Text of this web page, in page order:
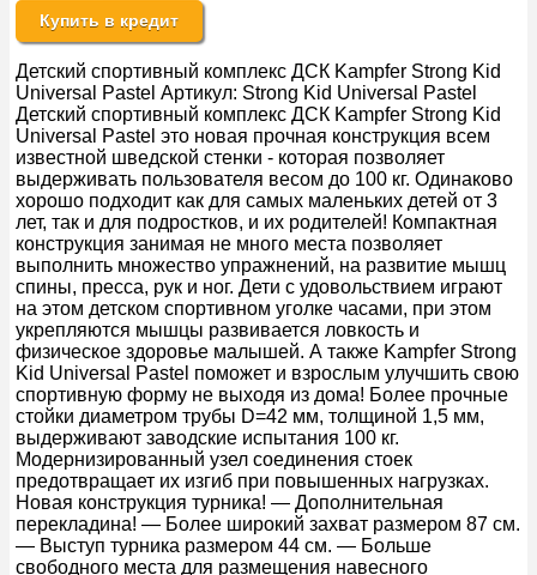
Купить в кредит
Детский спортивный комплекс ДСК Kampfer Strong Kid
Universal Pastel Артикул: Strong Kid Universal Pastel
Детский спортивный комплекс ДСК Kampfer Strong Kid
Universal Pastel это новая прочная конструкция всем
известной шведской стенки - которая позволяет
выдерживать пользователя весом до 100 кг. Одинаково
хорошо подходит как для самых маленьких детей от 3
лет, так и для подростков, и их родителей! Компактная
конструкция занимая не много места позволяет
выполнить множество упражнений, на развитие мышц
спины, пресса, рук и ног. Дети с удовольствием играют
на этом детском спортивном уголке часами, при этом
укрепляются мышцы развивается ловкость и
физическое здоровье малышей. А также Kampfer Strong
Kid Universal Pastel поможет и взрослым улучшить свою
спортивную форму не выходя из дома! Более прочные
стойки диаметром трубы D=42 мм, толщиной 1,5 мм,
выдерживают заводские испытания 100 кг.
Модернизированный узел соединения стоек
предотвращает их изгиб при повышенных нагрузках.
Новая конструкция турника! — Дополнительная
перекладина! — Более широкий захват размером 87 см.
— Выступ турника размером 44 см. — Больше
свободного места для размещения навесного